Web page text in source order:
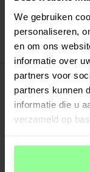
We gebruiken
personaliseren,
en om ons
informatie over
partners voor
partners kunnen
informatie die u
verzameld op
Veilig
30 dagen
Art number:49206
Tri-Fold Hoesje voor
die ook dienstdoet als
rondom de tablet en